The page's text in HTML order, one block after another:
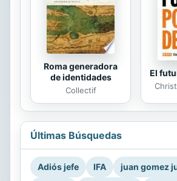
Roma generadora
de identidades
Collectif
El
Últimas Búsquedas
Adiós jefe IFA
juan gomez